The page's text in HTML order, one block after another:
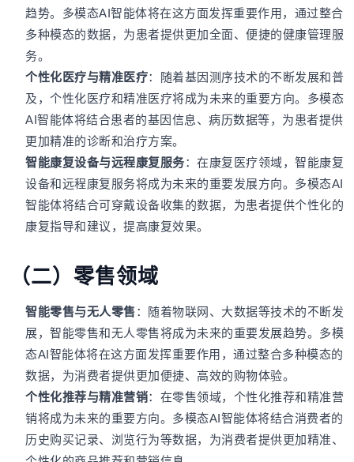
趋势。多模态AI智能体将在这方面发挥重要作用，通过整合
多种模态的数据，为患者提供更加全面、便捷的健康管理服
务。
个性化医疗与精准医疗：随着基因测序技术的不断发展和普
及，个性化医疗和精准医疗将成为未来的重要方向。多模态
AI智能体将结合患者的基因信息、病历数据等，为患者提供
更加精准的诊断和治疗方案。
智能康复设备与远程康复服务：在康复医疗领域，智能康复
设备和远程康复服务将成为未来的重要发展方向。多模态AI
智能体将结合可穿戴设备收集的数据，为患者提供个性化的
康复指导和建议，提高康复效果。
（二）零售领域
智能零售与无人零售：随着物联网、大数据等技术的不断发
展，智能零售和无人零售将成为未来的重要发展趋势。多模
态AI智能体将在这方面发挥重要作用，通过整合多种模态的
数据，为消费者提供更加便捷、高效的购物体验。
个性化推荐与精准营销：在零售领域，个性化推荐和精准营
销将成为未来的重要方向。多模态AI智能体将结合消费者的
历史购买记录、浏览行为等数据，为消费者提供更加精准、